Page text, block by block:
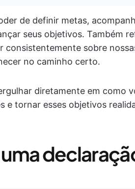
de definir metas,
seus objetivos. Também
consistentemente sobre
no caminho certo.
diretamente em como
e tornar esses objetivos